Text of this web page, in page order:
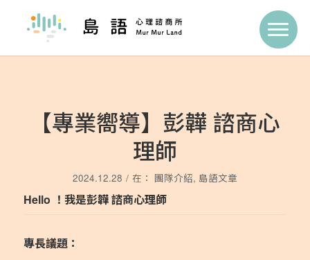
【專業嚮導】彭韡 諮商心
理師
2024.12.28 / 在： 團隊介紹, 島語文章
Hello ！我是彭韡 諮商心理師
專長議題：